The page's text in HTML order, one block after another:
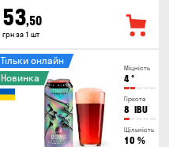
53,50
грн за 1 шт
Міцність
4°
Гіркота
8 IBU
Щільність
10 %
Тільки онлайн
Новинка